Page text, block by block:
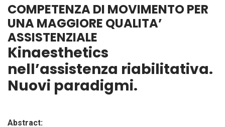
COMPETENZA DI MOVIMENTO PER
UNA MAGGIORE QUALITA’
ASSISTENZIALE
Kinaesthetics
nell’assistenza riabilitativa.
Nuovi paradigmi.
Abstract: